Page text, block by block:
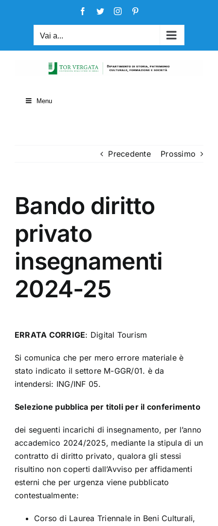
Facebook
TwitterInstagram
Vai a...
Menu
Precedente Prossimo
Bando diritto
privato
insegnamenti
2024-25
ERRATA CORRIGE: Digital Tourism
Si comunica che per mero errore materiale è
stato indicato il settore M-GGR/01. è da
intendersi: ING/INF 05.
Selezione pubblica per titoli per il conferimento
dei seguenti incarichi di insegnamento, per l’anno
accademico 2024/2025, mediante la stipula di un
contratto di diritto privato, qualora gli stessi
risultino non coperti dall’Avviso per affidamenti
esterni che per urgenza viene pubblicato
contestualmente:
Corso di Laurea Triennale in Beni Culturali,